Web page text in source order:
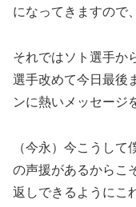
になってきますので
それではソト選手か
選手改めて今日最後
ンに熱いメッセージ
（今永）今こうし
の声援があるからこ
返しできるようにこ